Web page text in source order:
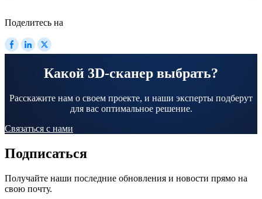
Поделитесь на
Какой 3D-сканер выбрать?
Расскажите нам о своем проекте, и наши эксперты подберут
для вас оптимальное решение.
Связаться с нами
Подписаться
Получайте наши последние обновления и новости прямо на
свою почту.